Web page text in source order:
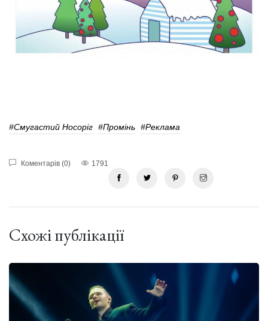
#Смугастий Носоріг #Промінь #реклама
Коментарів (0) 1791
Схожі публікації